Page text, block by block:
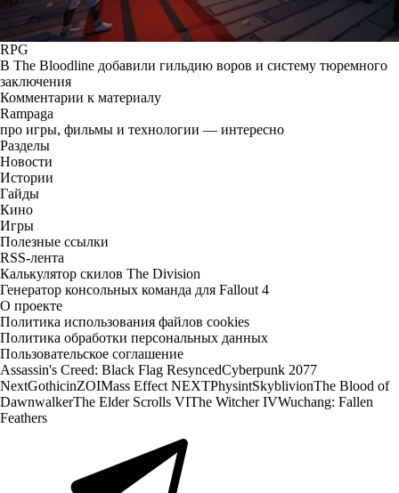
RPG
В The Bloodline добавили гильдию воров и систему тюремного
заключения
Комментарии к материалу
Rampaga
про игры, фильмы и технологии — интересно
Разделы
Новости
Истории
Гайды
Кино
Игры
Полезные ссылки
RSS-лента
Калькулятор скилов The Division
Генератор консольных команда для Fallout 4
О проекте
Политика использования файлов cookies
Политика обработки персональных данных
Пользовательское соглашение
Assassin's Creed: Black Flag ResyncedCyberpunk 2077
NextGothicinZOIMass Effect NEXTPhysintSkyblivionThe Blood of
DawnwalkerThe Elder Scrolls VIThe Witcher IVWuchang: Fallen
Feathers